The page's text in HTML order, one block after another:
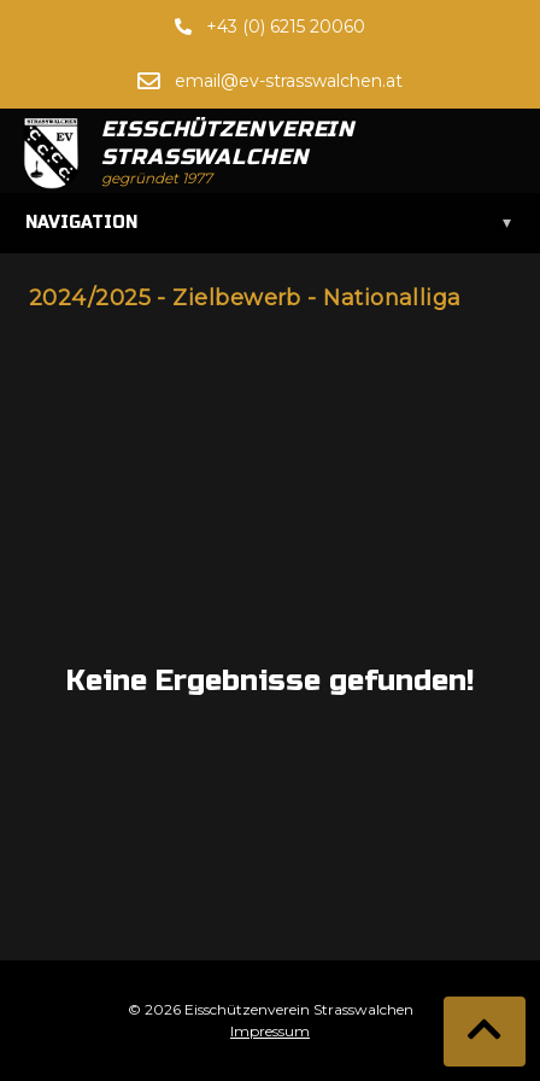
+43 (0) 6215 20060
email@ev-strasswalchen.at
EISSCHÜTZENVEREIN
STRASSWALCHEN
gegründet 1977
NAVIGATION ▾
2024/2025 - Zielbewerb - Nationalliga
Keine Ergebnisse gefunden!
© 2026 Eisschützenverein Strasswalchen
Impressum